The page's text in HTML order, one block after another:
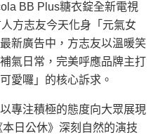
BB Plus糖衣錠全新電視
方志友今天化身「元氣女
新廣告中，方志友以溫暖笑
氣日常，完美呼應品牌主打
愛囉」的核心訴求。
專注積極的態度向大眾展現
日公休》深刻自然的演技